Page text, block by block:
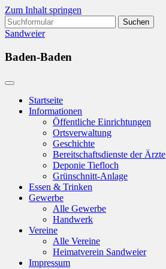
Zum Inhalt springen
Suchen
nach:
Sandweier
Baden-Baden
Startseite
Informationen
Öffentliche Einrichtungen
Ortsverwaltung
Geschichte
Bereitschaftsdienste der Ärzte
Deponie Tiefloch
Grünschnitt-Anlage
Essen & Trinken
Gewerbe
Alle Gewerbe
Handwerk
Vereine
Alle Vereine
Heimatverein Sandweier
Impressum